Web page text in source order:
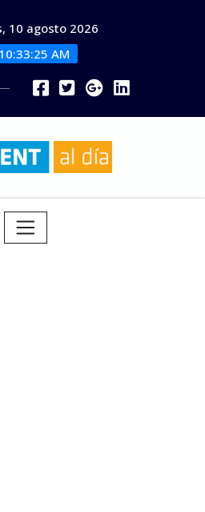
10 agosto 2026
10:33:26 AM